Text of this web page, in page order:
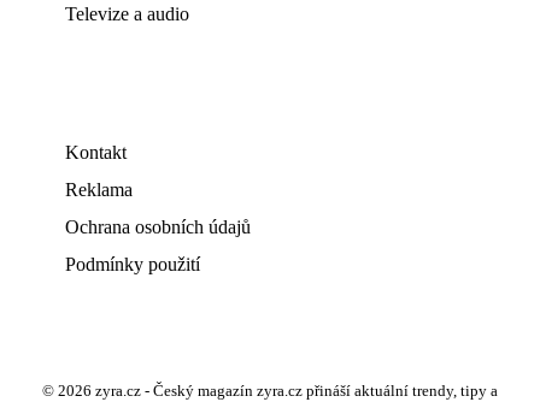
Televize a audio
Kontakt
Reklama
Ochrana osobních údajů
Podmínky použití
© 2026 zyra.cz - Český magazín zyra.cz přináší aktuální trendy, tipy a